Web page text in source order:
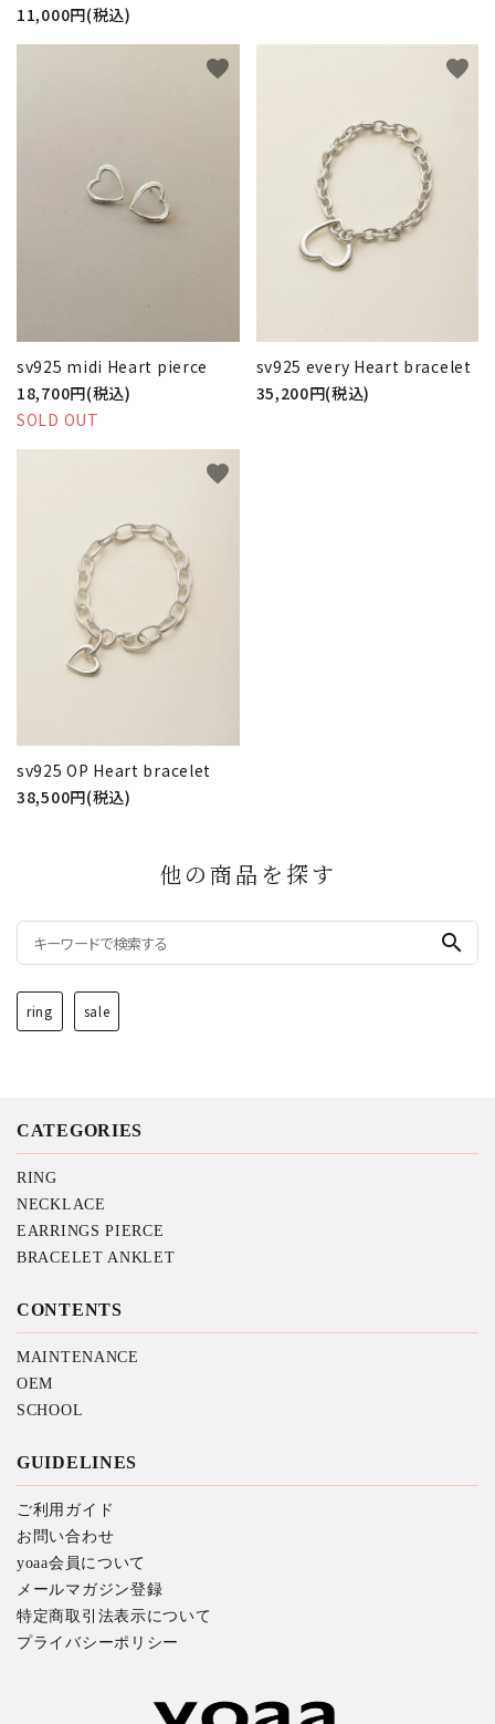
11,000円(税込)
sv925 midi Heart pierce
18,700円(税込)
SOLD OUT
favorite
sv925 every Heart bracelet
35,200円(税込)
favorite
sv925 OP Heart bracelet
38,500円(税込)
favorite
他の商品を探す
search
ring sale
CATEGORIES
RING
NECKLACE
EARRINGS PIERCE
BRACELET ANKLET
CONTENTS
MAINTENANCE
OEM
SCHOOL
GUIDELINES
ご利用ガイド
お問い合わせ
yoaa会員について
メールマガジン登録
特定商取引法表示について
プライバシーポリシー